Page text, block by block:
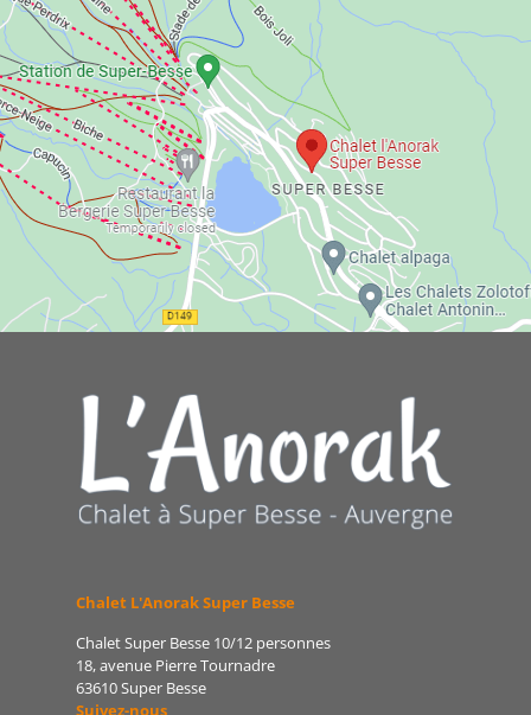
Chalet L'Anorak Super Besse
Chalet Super Besse 10/12 personnes
18, avenue Pierre Tournadre
63610 Super Besse
Suivez-nous